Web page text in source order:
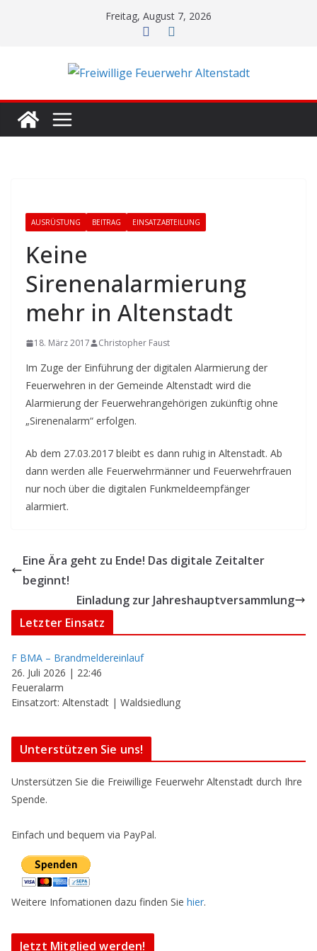
Freitag, August 7, 2026
AUSRÜSTUNG BEITRAG EINSATZABTEILUNG
Keine
Sirenenalarmierung
mehr in Altenstadt
18. März 2017 Christopher Faust
Im Zuge der Einführung der digitalen Alarmierung der
Feuerwehren in der Gemeinde Altenstadt wird die
Alarmierung der Feuerwehrangehörigen zukünftig ohne
„Sirenenalarm“ erfolgen.
Ab dem 27.03.2017 bleibt es dann ruhig in Altenstadt. Ab
dann werden alle Feuerwehrmänner und Feuerwehrfrauen
nur noch über die digitalen Funkmeldeempfänger
alarmiert.
Eine Ära geht zu Ende! Das digitale Zeitalter
beginnt!
Einladung zur Jahreshauptversammlung
Letzter Einsatz
F BMA – Brandmeldereinlauf
26. Juli 2026 | 22:46
Feueralarm
Einsatzort: Altenstadt | Waldsiedlung
Unterstützen Sie uns!
Unstersützen Sie die Freiwillige Feuerwehr Altenstadt durch Ihre
Spende.
Einfach und bequem via PayPal.
Weitere Infomationen dazu finden Sie hier.
Jetzt Mitglied werden!